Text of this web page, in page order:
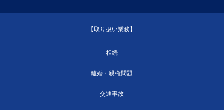
【取り扱い業務】
相続
離婚・親権問題
交通事故